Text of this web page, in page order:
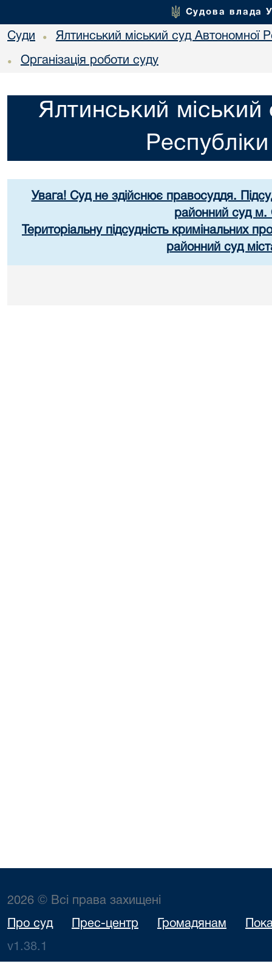
Судова влада
Суди • Ялтинський міський суд Автономної
• Організація роботи суду
Ялтинський міський
Увага! Суд не здійснює правосуддя.
районний суд м.
Територіальну підсудність кримінальних
районний суд
2026 © Всі права захищені
Про суд Прес-центр Громадянам
v1.38.1